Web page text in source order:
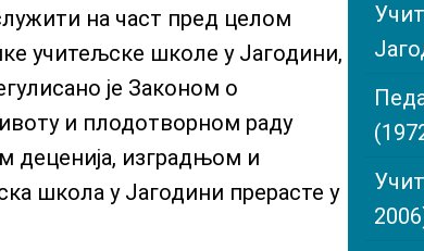
на част пред целом
учитељске школе у Јагодини,
је Законом о
и плодотворном раду
деценија, изградњом и
школа у Јагодини прерасте у